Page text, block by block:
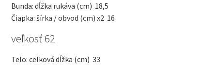
Bunda: dĺžka rukáva (cm) 18,5
Čiapka: šírka / obvod (cm) x2 16
veľkosť 62
Telo: celková dĺžka (cm) 33